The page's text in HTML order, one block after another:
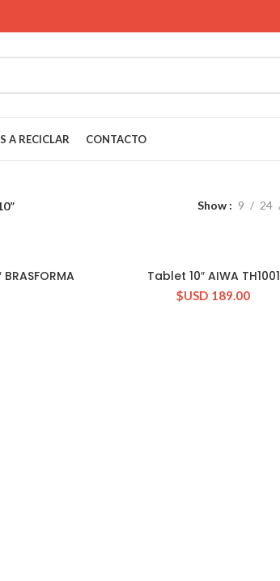
A RECICLAR CONTACTO
Show 9 24
CONSULTAR STOCK
Tablet 10″ AIWA TH1001
$USD 189.00